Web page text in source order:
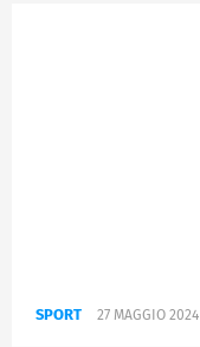
SPORT 27 MAGGIO 2024